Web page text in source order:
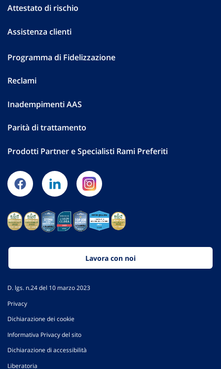
Attestato di rischio
Assistenza clienti
Programma di Fidelizzazione
Reclami
Inadempimenti AAS
Parità di trattamento
Prodotti Partner e Specialisti Rami Preferiti
Lavora con noi
D. lgs. n.24 del 10 marzo 2023
Privacy
Dichiarazione dei cookie
Informativa Privacy del sito
Dichiarazione di accessibilità
Liberatoria